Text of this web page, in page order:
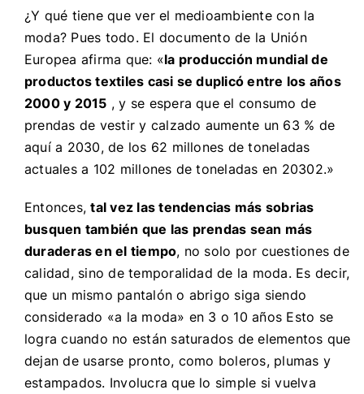
¿Y qué tiene que ver el medioambiente con la
moda? Pues todo. El documento de la Unión
Europea afirma que: «la producción mundial de
productos textiles casi se duplicó entre los años
2000 y 2015 , y se espera que el consumo de
prendas de vestir y calzado aumente un 63 % de
aquí a 2030, de los 62 millones de toneladas
actuales a 102 millones de toneladas en 20302.»
Entonces,tal vez las tendencias más sobrias
busquen también que las prendas sean más
duraderas en el tiempo, no solo por cuestiones de
calidad, sino de temporalidad de la moda. Es decir,
que un mismo pantalón o abrigo siga siendo
considerado «a la moda» en 3 o 10 años Esto se
logra cuando no están saturados de elementos que
dejan de usarse pronto, como boleros, plumas y
estampados. Involucra que lo simple si vuelva